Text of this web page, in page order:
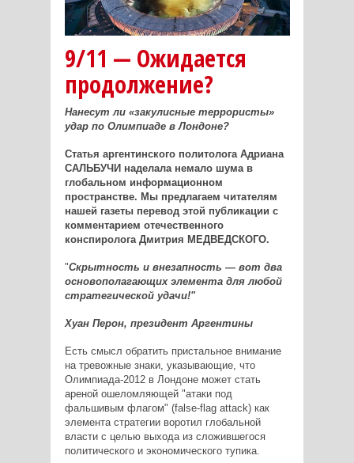
9/11 — Ожидается
продолжение?
Нанесут ли «закулисные террористы»
удар по Олимпиаде в Лондоне?
Статья аргентинского политолога Адриана
САЛЬБУЧИ наделала немало шума в
глобальном информационном
пространстве. Мы предлагаем читателям
нашей газеты перевод этой публикации с
комментарием отечественного
конспиролога Дмитрия МЕДВЕДСКОГО.
"Скрытность и внезапность — вот два
основополагающих элемента для любой
стратегической удачи!"
Хуан Перон, президент Аргентины
Есть смысл обратить пристальное внимание
на тревожные знаки, указывающие, что
Олимпиада-2012 в Лондоне может стать
ареной ошеломляющей "атаки под
фальшивым флагом" (false-flag attack) как
элемента стратегии воротил глобальной
власти с целью выхода из сложившегося
политического и экономического тупика.